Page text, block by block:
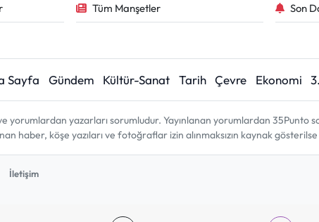
Tüm Manşetler Son
Sayfa Gündem Kültür-Sanat Tarih Çevre Ekonomi
yorumlardan yazarları sorumludur. Yayınlanan yorumlardan 35Punto
haber, köşe yazıları ve fotoğraflar izin alınmaksızın kaynak
İletişim